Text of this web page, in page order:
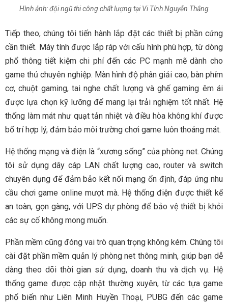
Hình ảnh: đội ngũ thi công chất lượng tại Vi Tính Nguyễn Thắng
Tiếp theo, chúng tôi tiến hành lắp đặt các thiết bị phần cứng
cần thiết. Máy tính được lắp ráp với cấu hình phù hợp, từ dòng
phổ thông tiết kiệm chi phí đến các PC mạnh mẽ dành cho
game thủ chuyên nghiệp. Màn hình độ phân giải cao, bàn phím
cơ, chuột gaming, tai nghe chất lượng và ghế gaming êm ái
được lựa chọn kỹ lưỡng để mang lại trải nghiệm tốt nhất. Hệ
thống làm mát như quạt tản nhiệt và điều hòa không khí được
bố trí hợp lý, đảm bảo môi trường chơi game luôn thoáng mát.
Hệ thống mạng và điện là “xương sống” của phòng net. Chúng
tôi sử dụng dây cáp LAN chất lượng cao, router và switch
chuyên dụng để đảm bảo kết nối mạng ổn định, đáp ứng nhu
cầu chơi game online mượt mà. Hệ thống điện được thiết kế
an toàn, gọn gàng, với UPS dự phòng để bảo vệ thiết bị khỏi
các sự cố không mong muốn.
Phần mềm cũng đóng vai trò quan trọng không kém. Chúng tôi
cài đặt phần mềm quản lý phòng net thông minh, giúp bạn dễ
dàng theo dõi thời gian sử dụng, doanh thu và dịch vụ. Hệ
thống game được cập nhật thường xuyên, từ các tựa game
phổ biến như Liên Minh Huyền Thoại, PUBG đến các game